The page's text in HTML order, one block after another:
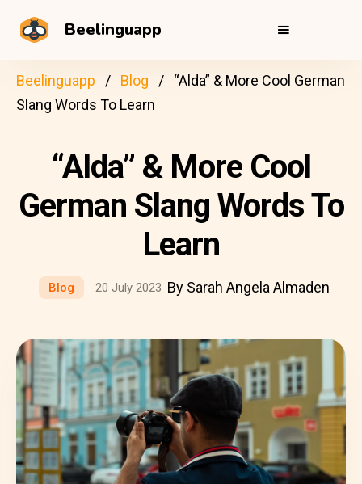
Beelinguapp
Beelinguapp Blog
“Alda” & More Cool German
Slang Words To Learn
“Alda” & More Cool
German Slang Words To
Learn
Blog 20 July 2023 By Sarah Angela Almaden